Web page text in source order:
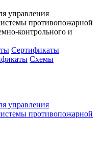
управления
противопожарной
контрольного и
Сертификаты
Схемы
управления
противопожарной